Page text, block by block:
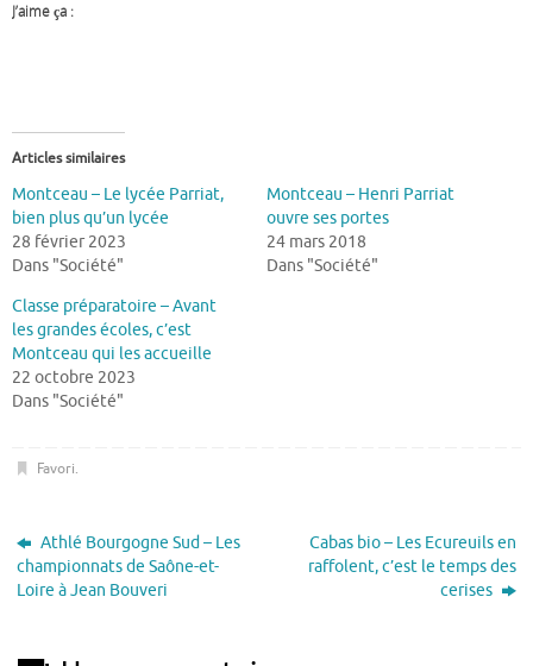
J’aime ça :
Articles similaires
Montceau – Le lycée Parriat,
bien plus qu’un lycée
28 février 2023
Dans "Société"
Montceau – Henri Parriat
ouvre ses portes
24 mars 2018
Dans "Société"
Classe préparatoire – Avant
les grandes écoles, c’est
Montceau qui les accueille
22 octobre 2023
Dans "Société"
Favori.
Athlé Bourgogne Sud – Les
championnats de Saône-et-
Loire à Jean Bouveri
Cabas bio – Les Ecureuils en
raffolent, c’est le temps des
cerises